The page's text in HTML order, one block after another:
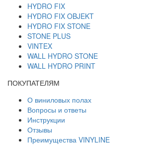
HYDRO FIX
HYDRO FIX OBJEKT
HYDRO FIX STONE
STONE PLUS
VINTEX
WALL HYDRO STONE
WALL HYDRO PRINT
ПОКУПАТЕЛЯМ
О виниловых полах
Вопросы и ответы
Инструкции
Отзывы
Преимущества VINYLINE